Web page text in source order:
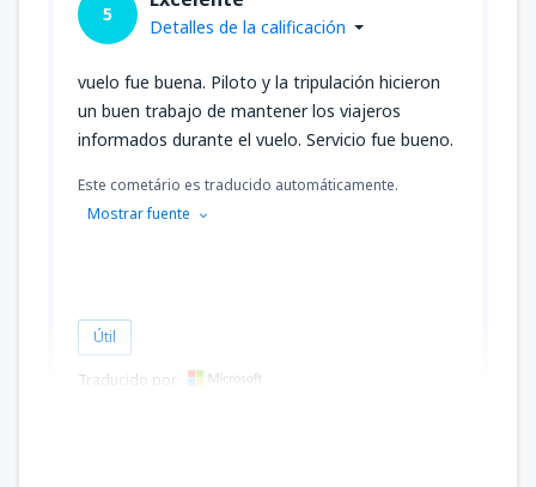
5
Detalles de la calificación
vuelo fue buena. Piloto y la tripulación hicieron
un buen trabajo de mantener los viajeros
informados durante el vuelo. Servicio fue bueno.
Este cometário es traducido automáticamente.
Mostrar fuente
Útil
Traducido por